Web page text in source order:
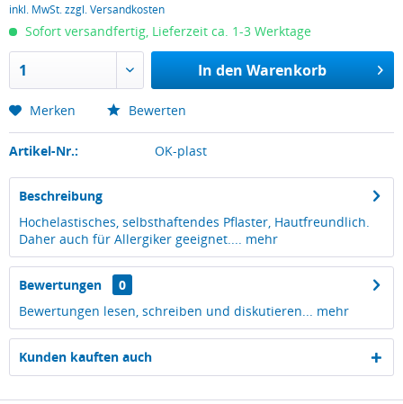
inkl. MwSt.zzgl. Versandkosten
Sofort versandfertig, Lieferzeit ca. 1-3 Werktage
In den Warenkorb
Merken Bewerten
Artikel-Nr.: OK-plast
Beschreibung
Hochelastisches, selbsthaftendes Pflaster, Hautfreundlich.
Daher auch für Allergiker geeignet.... mehr
Bewertungen
0
Bewertungen lesen, schreiben und diskutieren... mehr
Kunden kauften auch